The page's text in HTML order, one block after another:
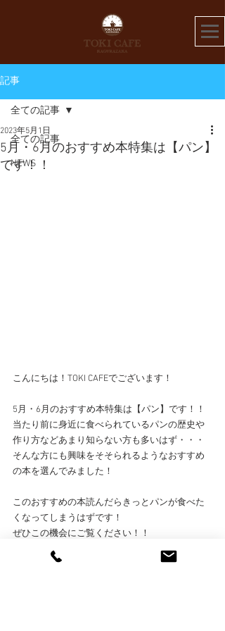
記事
全ての記事
NEWS
全ての記事
5月・6月のおすすめ本特集は【パン】
です！！
2023年5月1日
こんにちは！TOKI CAFEでございます！
5月・6月のおすすめ本特集は【パン】です！！
当たり前に身近に食べられているパンの歴史や
作り方などあまり知らない方も多いはず・・・
そんな方にも興味をそそられるようなおすすめ
の本を選んでみました！
このおすすめの本読んだらきっとパンが食べた
くなってしまうはずです！
ぜひこの機会にご覧ください！！